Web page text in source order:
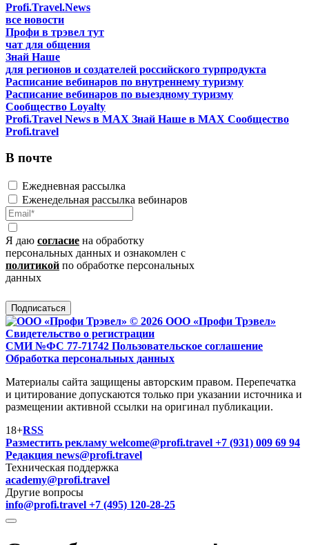
Profi.Travel.News
все новости
Профи в трэвел тут
чат для общения
Знай Наше
для регионов и создателей российского турпродукта
Расписание вебинаров по внутреннему туризму
Расписание вебинаров по выездному туризму
Сообщество Loyalty
Profi.Travel News в MAX Знай Наше в MAX Сообщество
Profi.travel
В почте
Ежедневная рассылка
Еженедельная рассылка вебинаров
Я даю согласие на обработку
персональных данных и ознакомлен с
политикой по обработке персональных
данных
Подписаться
© 2026 ООО «Профи Трэвeл»
Свидетельство о регистрации
СМИ №ФС 77-71742 Пользовательское соглашение
Обработка персональных данных
Материалы сайта защищены авторским правом. Перепечатка
и цитирование допускаются только при указании источника и
размещении активной ссылки на оригинал публикации.
18+RSS
Разместить рекламу welcome@profi.travel +7 (931) 009 69 94
Редакция news@profi.travel
Техническая поддержка
academy@profi.travel
Другие вопросы
info@profi.travel +7 (495) 120-28-25